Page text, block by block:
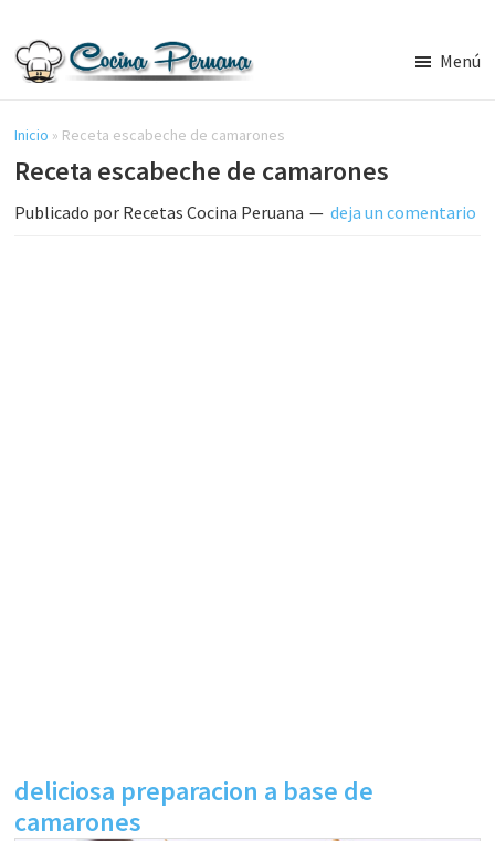
contenido
lateral
principal
Cocina
Peruana,
Recetas
de
Comida
Menú
Inicio » Receta escabeche de camarones
Receta escabeche de camarones
Publicado por Recetas Cocina Peruana deja un comentario
deliciosa preparacion a base de
camarones